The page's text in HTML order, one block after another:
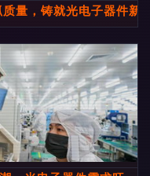
量，铸就光电子器件新